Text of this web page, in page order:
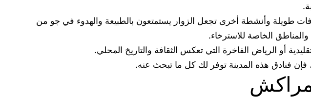
طويلة وأنشطة أخرى تجعل الزوار يستمتعون بالطبيعة والهدوء في جو من
والمناطق الخاصة للاسترخاء.
أو الرياض الفاخرة التي تعكس الثقافة والتاريخ المحلي.
فنادق هذه المدينة توفر لك كل ما تبحث عنه.
مراكش